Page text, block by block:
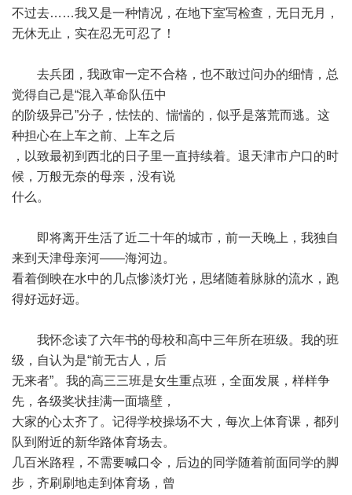
不过去……我又是一种情况，在地下室写检查，无日无月，
无休无止，实在忍无可忍了！
去兵团，我政审一定不合格，也不敢过问办的细情，总
觉得自己是“混入革命队伍中
的阶级异己”分子，怯怯的、惴惴的，似乎是落荒而逃。这
种担心在上车之前、上车之后
，以致最初到西北的日子里一直持续着。退天津市户口的时
候，万般无奈的母亲，没有说
什么。
即将离开生活了近二十年的城市，前一天晚上，我独自
来到天津母亲河——海河边。
看着倒映在水中的几点惨淡灯光，思绪随着脉脉的流水，跑
得好远好远。
我怀念读了六年书的母校和高中三年所在班级。我的班
级，自认为是“前无古人，后
无来者”。我的高三三班是女生重点班，全面发展，样样争
先，各级奖状挂满一面墙壁，
大家的心太齐了。记得学校操场不大，每次上体育课，都列
队到附近的新华路体育场去。
几百米路程，不需要喊口令，后边的同学随着前面同学的脚
步，齐刷刷地走到体育场，曾